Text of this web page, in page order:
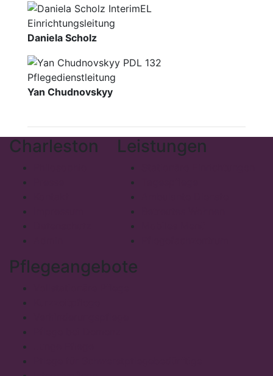
Einrichtungsleitung
Daniela Scholz
Pflegedienstleitung
Yan Chudnovskyy
Charleston Leistungen
Pflegeangebote